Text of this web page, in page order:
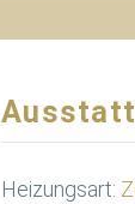
Heizungsart: